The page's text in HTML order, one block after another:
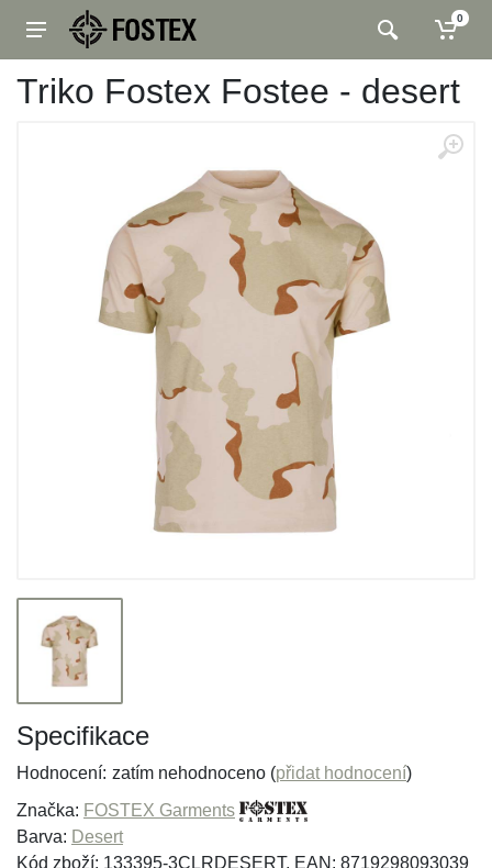
0
Triko Fostex Fostee - desert
Specifikace
Hodnocení: zatím nehodnoceno (přidat hodnocení)
Značka: FOSTEX Garments
Barva: Desert
Kód zboží: 133395-3CLRDESERT, EAN: 8719298093039